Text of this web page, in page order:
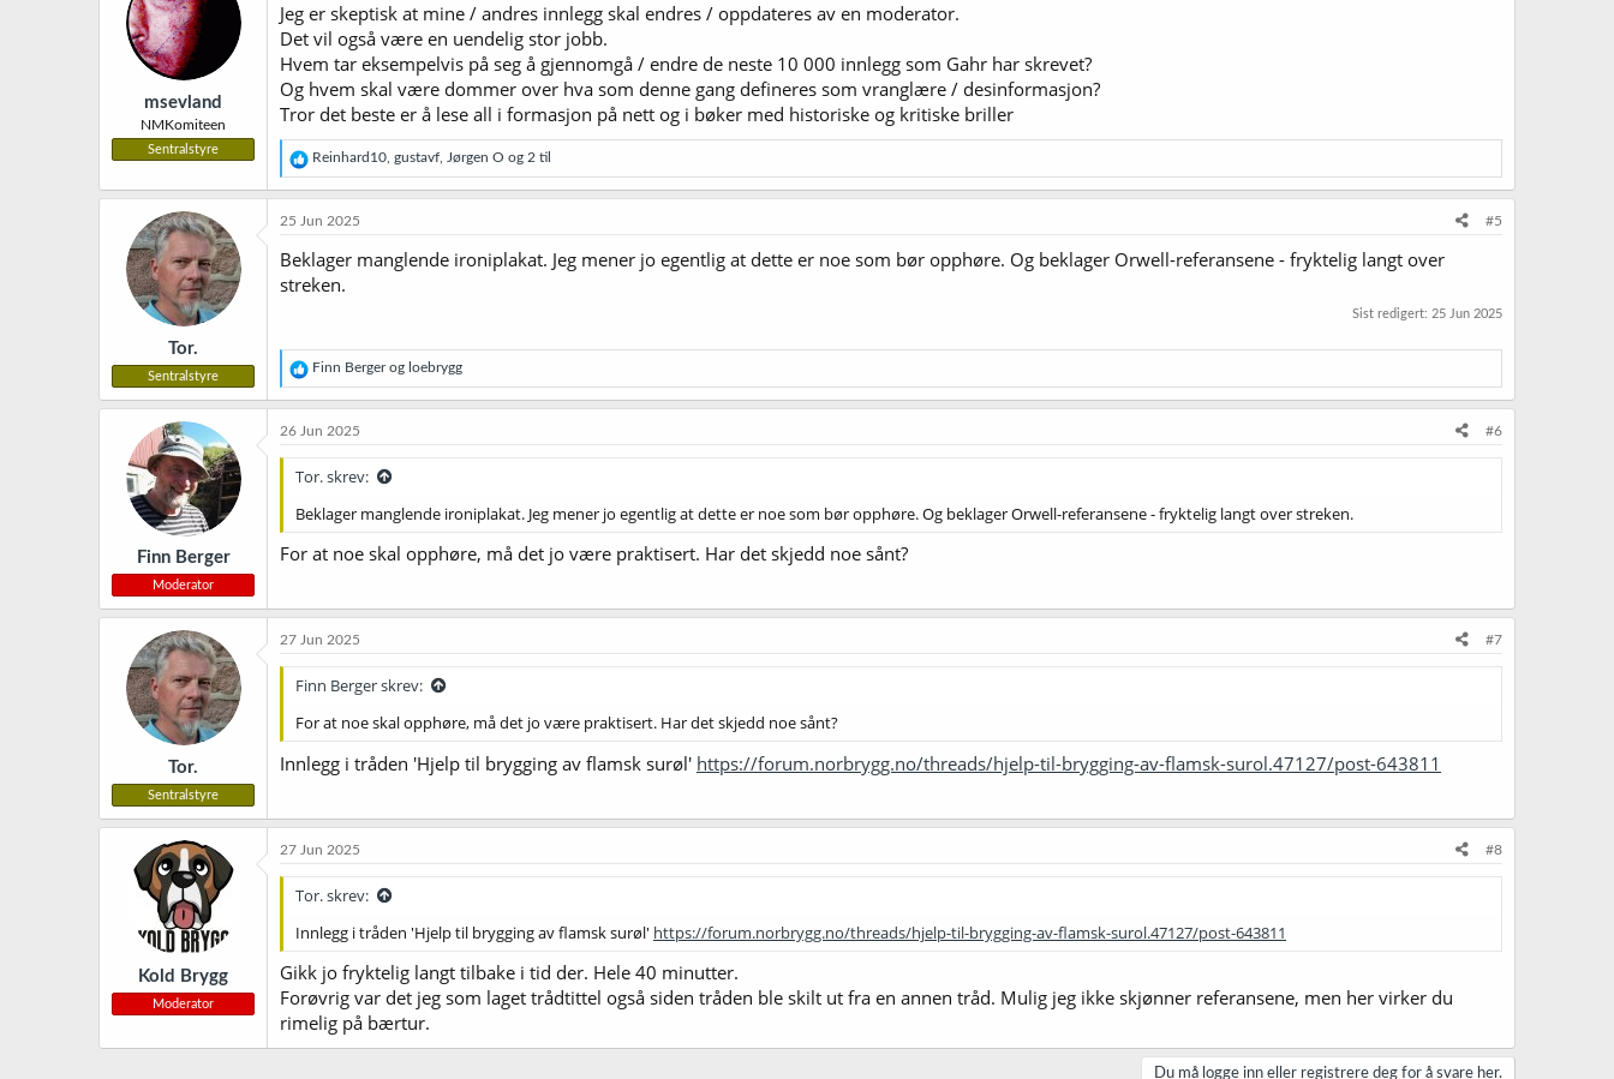
msevland
NMKomiteen
Sentralstyre
Jeg er skeptisk at mine / andres innlegg skal endres / oppdateres av en moderator.
Det vil også være en uendelig stor jobb.
Hvem tar eksempelvis på seg å gjennomgå / endre de neste 10 000 innlegg som Gahr har skrevet?
Og hvem skal være dommer over hva som denne gang defineres som vranglære / desinformasjon?
Tror det beste er å lese all i formasjon på nett og i bøker med historiske og kritiske briller
R
e
a
j
o
n
:
Reinhard10 gustavf Jørgen O og 2 til
Tor.
Sentralstyre
25 Jun 2025 #5
Beklager manglende ironiplakat. Jeg mener jo egentlig at dette er noe som bør opphøre. Og beklager Orwell-referansene - fryktelig langt over
streken.
Sist redigert: 25 Jun 2025
R
e
a
j
o
e
:
Finn Bergerog loebrygg
Finn Berger
Moderator
26 Jun 2025 #6
Tor. skrev:
Beklager manglende ironiplakat. Jeg mener jo egentlig at dette er noe som bør opphøre. Og beklager Orwell-referansene - fryktelig langt over streken.
For at noe skal opphøre, må det jo være praktisert. Har det skjedd noe sånt?
Tor.
Sentralstyre
27 Jun 2025 #7
Finn Berger skrev:
For at noe skal opphøre, må det jo være praktisert. Har det skjedd noe sånt?
Innlegg i tråden 'Hjelp til brygging av flamsk surøl' https://forum.norbrygg.no/threads/hjelp-til-brygging-av-flamsk-surol.47127/post-643811
Kold Brygg
Moderator
27 Jun 2025 #8
Tor. skrev:
Innlegg i tråden 'Hjelp til brygging av flamsk surøl' https://forum.norbrygg.no/threads/hjelp-til-brygging-av-flamsk-surol.47127/post-643811
Gikk jo fryktelig langt tilbake i tid der. Hele 40 minutter.
Forøvrig var det jeg som laget trådtittel også siden tråden ble skilt ut fra en annen tråd. Mulig jeg ikke skjønner referansene, men her virker du
rimelig på bærtur.
Du må logge inn eller registrere deg for å svare her.